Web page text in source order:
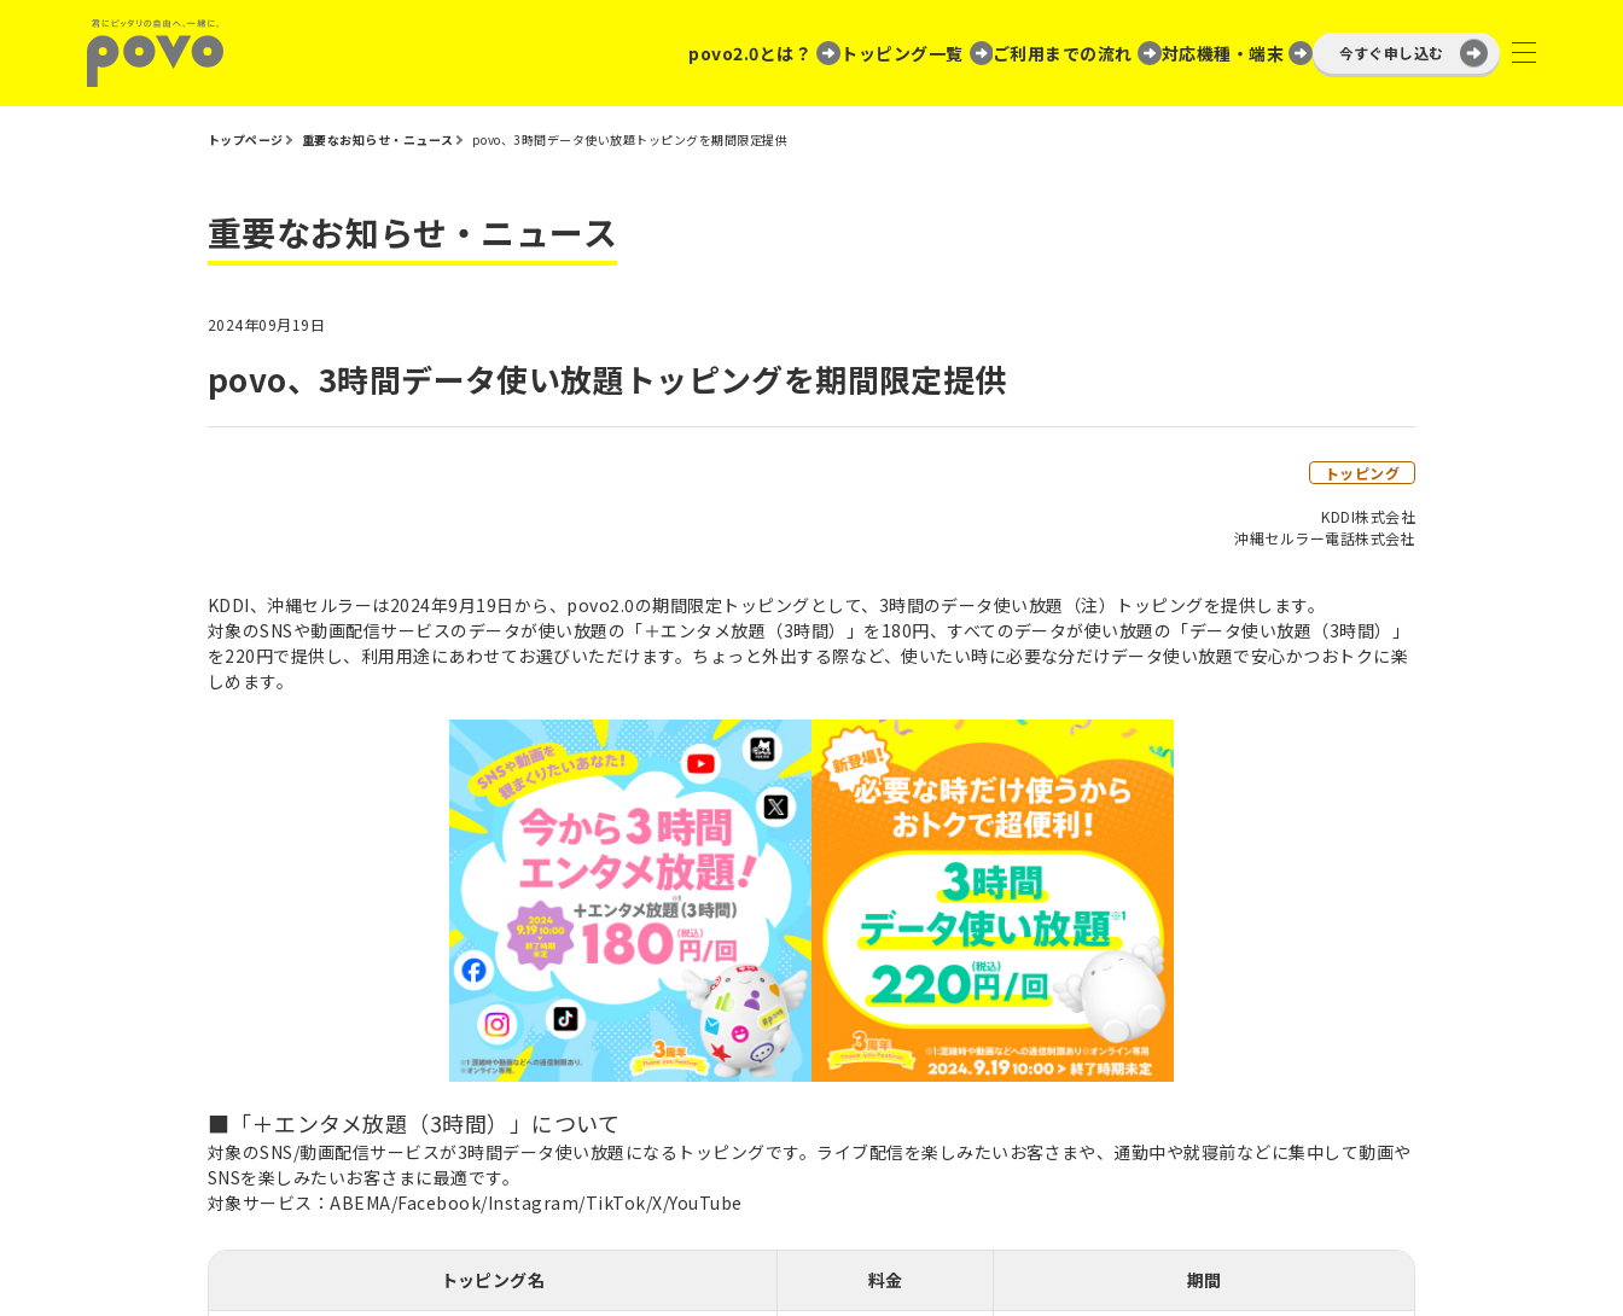
povo2.0とは？ トッピング一覧 ご利用までの流れ 対応機種・端末 今すぐ申し込む
トップページ 重要なお知らせ・ニュース povo、3時間データ使い放題トッピングを期間限定提供
重要なお知らせ・ニュース
2024年09月19日
povo、3時間データ使い放題トッピングを期間限定提供
トッピング
KDDI株式会社
沖縄セルラー電話株式会社
KDDI、沖縄セルラーは2024年9月19日から、povo2.0の期間限定トッピングとして、3時間のデータ使い放題（注）トッピングを提供します。
対象のSNSや動画配信サービスのデータが使い放題の「＋エンタメ放題（3時間）」を180円、すべてのデータが使い放題の「データ使い放題（3時間）」
を220円で提供し、利用用途にあわせてお選びいただけます。ちょっと外出する際など、使いたい時に必要な分だけデータ使い放題で安心かつおトクに楽
しめます。
■「＋エンタメ放題（3時間）」について
対象のSNS/動画配信サービスが3時間データ使い放題になるトッピングです。ライブ配信を楽しみたいお客さまや、通勤中や就寝前などに集中して動画や
SNSを楽しみたいお客さまに最適です。
対象サービス：ABEMA/Facebook/Instagram/TikTok/X/YouTube
トッピング名 料金 期間